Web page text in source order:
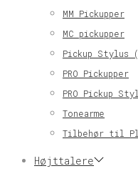
MM Pickupper
MC pickupper
Pickup Stylus
PRO Pickupper
PRO Pickup
Tonearme
Tilbehør til
Højttalere